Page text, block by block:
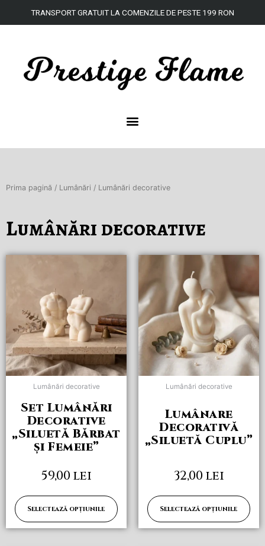
TRANSPORTGRATUITLA COMENZILE DEPESTE 199 RON
Prima pagină / Lumânări / Lumânări decorative
Lumânări decorative
Lumânări decorative
Set Lumânări
Decorative
„Siluetă Bărbat
și Femeie”
59,00 lei
Selectează opțiunile
mai
multe
variații.
Opțiunile
pot
fi
alese
în
pagina
produsului.
Lumânări decorative
Lumânare
Decorativă
„Siluetă Cuplu”
32,00 lei
Selectează opțiunile
Acest
produs
are
mai
multe
variații.
Opțiunile
pot
fi
alese
în
produsului.